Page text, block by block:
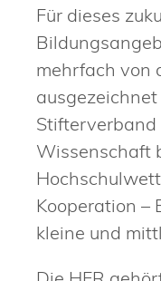
Für dieses
mehrfach von
Stifterverband
Wissenschaft
Kooperation –
kleine und